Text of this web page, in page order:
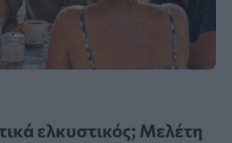
ελκυστικός; Μελέτη